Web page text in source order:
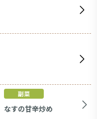
副菜
なすの甘辛炒め